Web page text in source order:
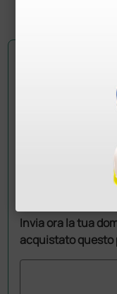
Hai ancora
Invia ora la tua
acquistato questo